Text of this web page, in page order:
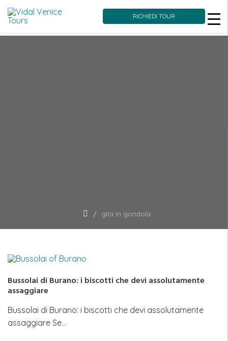
RICHIEDI TOUR
gita in gondola
Bussolai di Burano: i biscotti che devi assolutamente
assaggiare
Bussolai di Burano: i biscotti che devi assolutamente
assaggiare Se…